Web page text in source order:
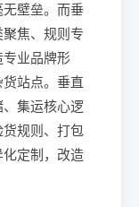
壁垒。而垂
焦、规则专
业品牌形
站点。垂直
集运核心逻
规则、打包
定制，改造